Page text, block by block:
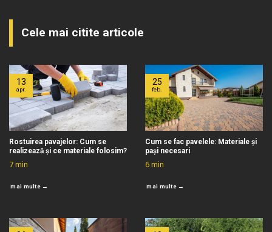
Cele mai citite articole
Rostuirea pavajelor: Cum se
realizează și ce materiale folosim?
7min
mai multe →
13
apr.
Cum se fac pavelele: Materiale și
pași necesari
6min
mai multe →
25
feb.